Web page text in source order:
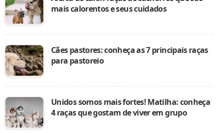
mais calorentos e seus cuidados
Cães pastores: conheça as 7 principais raças
para pastoreio
Unidos somos mais fortes! Matilha: conheça
4 raças que gostam de viver em grupo